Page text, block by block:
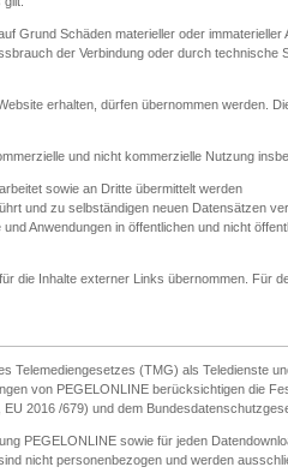
Grund Schäden materieller oder immaterieller
der Verbindung oder durch technische
erhalten, dürfen übernommen werden.
und nicht kommerzielle Nutzung
sowie an Dritte übermittelt werden
und zu selbständigen neuen Datensätzen
Anwendungen in öffentlichen und nicht
die Inhalte externer Links übernommen. Für
Telemediengesetzes (TMG) als Teledienste
von PEGELONLINE berücksichtigen die
2016 /679) und dem
PEGELONLINE sowie für jeden
nicht personenbezogen und werden